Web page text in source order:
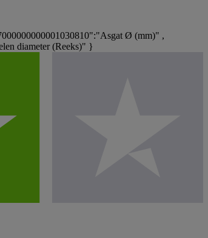
Ø (mm)" ,
diameter (Reeks)" }